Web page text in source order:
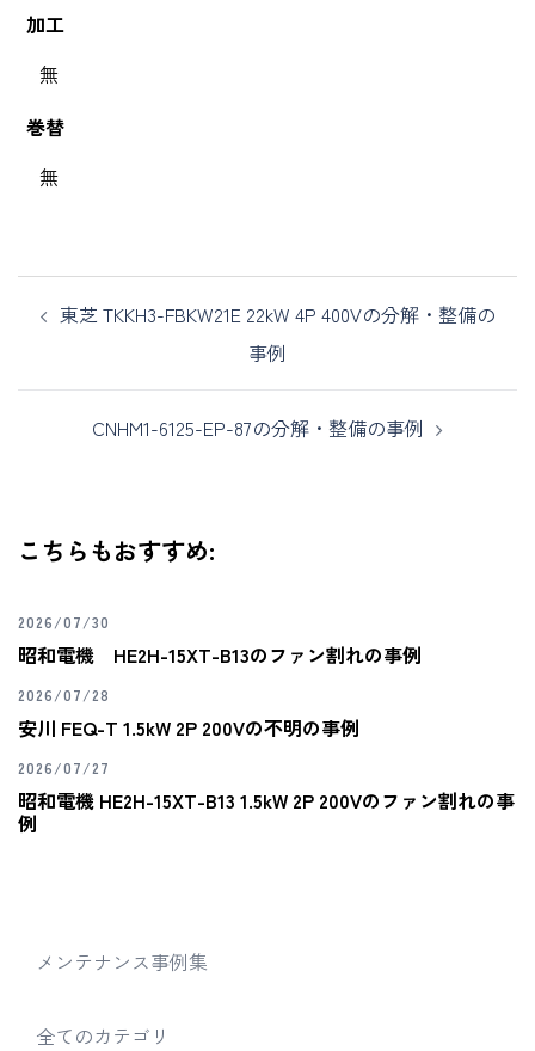
加工
無
巻替
無
東芝 TKKH3-FBKW21E 22kW 4P 400Vの分解・整備の
事例
CNHM1-6125-EP-87の分解・整備の事例
こちらもおすすめ:
2026/07/30
昭和電機 HE2H-15XT-B13のファン割れの事例
2026/07/28
安川 FEQ-T 1.5kW 2P 200Vの不明の事例
2026/07/27
昭和電機 HE2H-15XT-B13 1.5kW 2P 200Vのファン割れの事
例
メンテナンス事例集
全てのカテゴリ